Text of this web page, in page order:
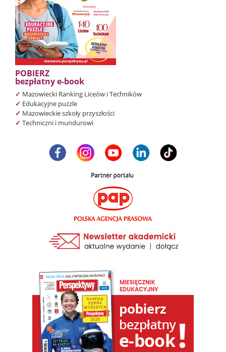
POBIERZ
bezpłatny e-book
✓ Mazowiecki Ranking Liceów i Techników
✓ Edukacyjne puzzle
✓ Mazowieckie szkoły przyszłości
✓ Techniczni i mundurowi